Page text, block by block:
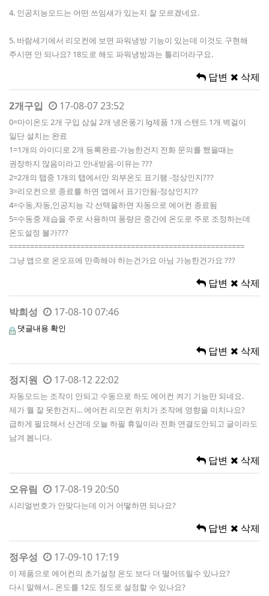
4. 인공지능모드는 어떤 쓰임새가 있는지 잘 모르겠네요.
5. 바람세기에서 리모컨에 보면 파워냉방 기능이 있는데 이것도 구현해
주시면 안 되나요? 18도로 해도 파워냉방과는 틀리더라구요.
답변 삭제
2개구입 17-08-07 23:52
0=마이온도 2개 구입 삼실 2개 냉온풍기 lg제품 1개 스텐드 1개 벽걸이
일단 설치는 완료
1=1개의 아이디로 2개 등록완료-가능한건지 전화 문의를 했을때는
권장하지 않음이라고 안내받음-이유는 ???
2=2개의 탭중 1개의 탭에서만 외부온도 표기됌 -정상인지???
3=리모컨으로 종료를 하면 앱에서 표기안됨-정상인지??
4=수동,자동,인공지능 각 선택을하면 자동으로 에어컨 종료됨
5=수동중 제습을 주로 사용하며 풍량은 중간에 온도로 주로 조정하는데
온도설정 불가???
========================================================
그냥 앱으로 온오프에 만족해야 하는건가요 아님 가능한건가요 ???
답변 삭제
박희성 17-08-10 07:46
댓글내용 확인
답변 삭제
정지원 17-08-12 22:02
자동모드는 조작이 안되고 수동으로 하도 에어컨 켜기 기능만 되네요.
제가 뭘 잘 못한건지... 에어컨 리모컨 위치가 조작에 영향을 미치나요?
급하게 필요해서 산건데 오늘 하필 휴일이라 전화 연결도안되고 글이라도
남겨 봅니다.
답변 삭제
오유림 17-08-19 20:50
시리얼번호가 안맞다는데 이거 어떻하면 되나요?
답변 삭제
정우성 17-09-10 17:19
이 제품으로 에어컨의 초기설정 온도 보다 더 떨어뜨릴수 있나요?
다시 말해서.. 온도를 12도 정도로 설정할 수 있나요?